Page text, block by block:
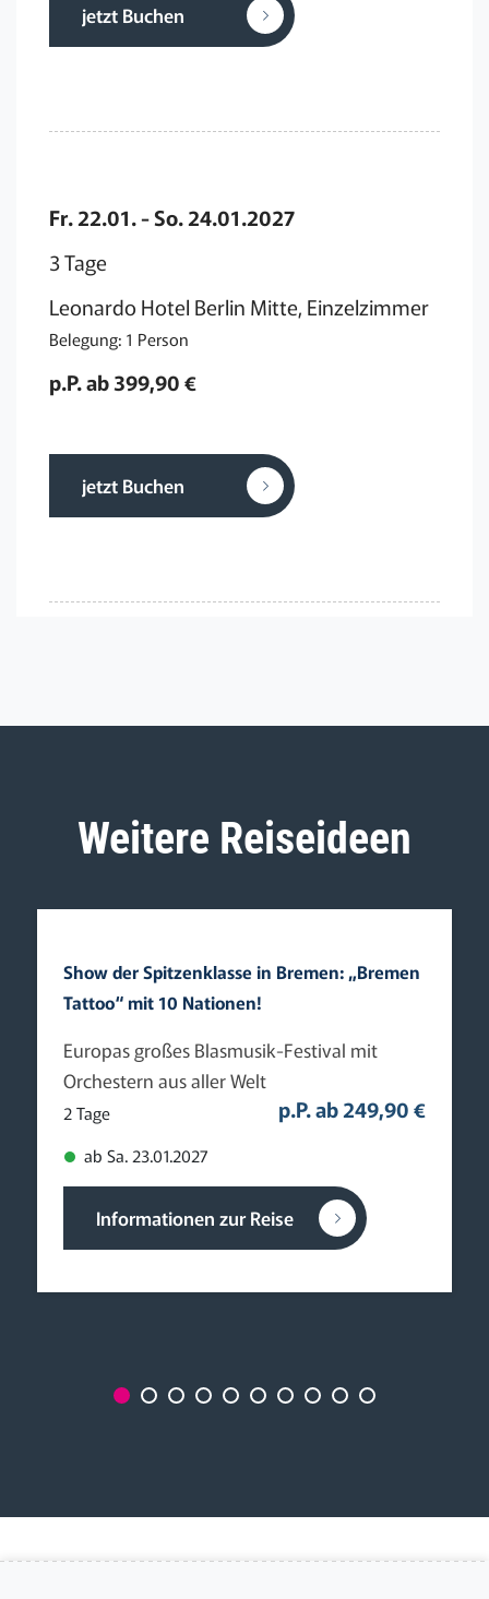
jetzt Buchen
Fr. 22.01. - So. 24.01.2027
3 Tage
Leonardo Hotel Berlin Mitte, Einzelzimmer
Belegung: 1 Person
p.P. ab 399,90 €
jetzt Buchen
Weitere Reiseideen
Show der Spitzenklasse in Bremen: „Bremen
Europas großes Blasmusik-Festival mit
ab Sa. 23.01.2027